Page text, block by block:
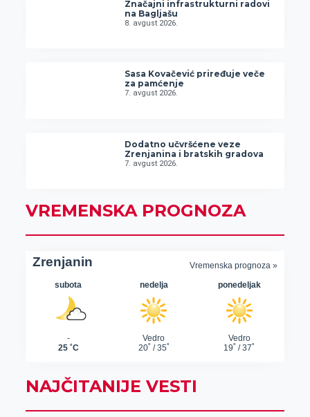
Značajni infrastrukturni radovi
na Bagljašu
8. avgust 2026.
Sasa Kovačević priređuje veče
za pamćenje
7. avgust 2026.
Dodatno učvršćene veze
Zrenjanina i bratskih gradova
7. avgust 2026.
VREMENSKA PROGNOZA
NAJČITANIJE VESTI